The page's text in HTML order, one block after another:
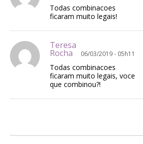
Todas combinacoes
ficaram muito legais!
Teresa
Rocha 06/03/2019 - 05h11
Todas combinacoes
ficaram muito legais, voce
que combinou?!